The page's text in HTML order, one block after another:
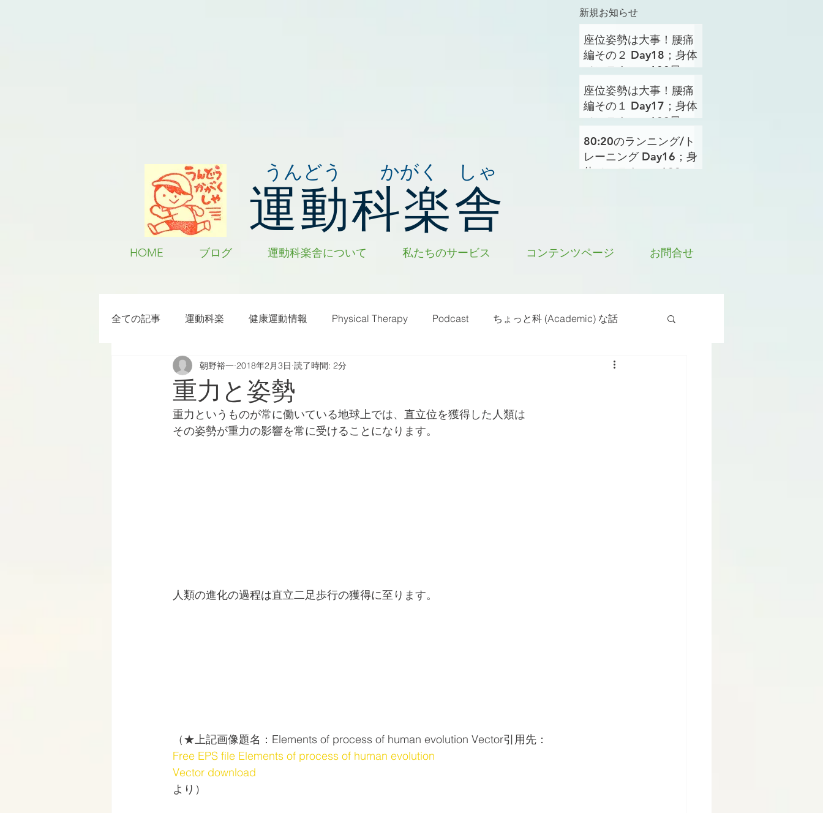
新規お知らせ
うんどう かがく しゃ
運動科楽舎
座位姿勢は大事！腰痛
編その２ Day18；身体
メンテナンス100日プ
ロジェクト
座位姿勢は大事！腰痛
編その１ Day17；身体
メンテナンス100日プ
ロジェクト
80:20のランニング/ト
レーニング Day16；身
体メンテナンス100日
HOME ブログ 運動科楽舎について 私たちのサービス コンテンツページ お問合せ
全ての記事 運動科楽 健康運動情報 Physical Therapy Podcast ちょっと科 (Academic) な話
ちょっと楽 (Entertainment) な話 雑感その他
RWC2019 ラグビー カラダフリー 身体運動 姿勢 バランス バランス能力
重力と姿勢
朝野裕一 2018年2月3日 読了時間: 2分
重力というものが常に働いている地球上では、直立位を獲得した人類は
その姿勢が重力の影響を常に受けることになります。
人類の進化の過程は直立二足歩行の獲得に至ります。
（★上記画像題名：Elements of process of human evolution Vector引用先：
Free EPS file Elements of process of human evolution
Vector download
より）